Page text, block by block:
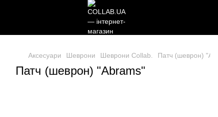
Аксесуари Шеврони Шеврони Collab. Патч (шеврон)
Патч (шеврон) "Abrams"